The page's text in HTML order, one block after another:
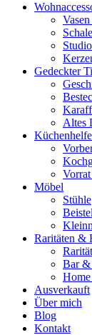
Gedeckter
Altes
Möbel
Stühle
Raritäten &
Bar &
Ausverkauft
Über mich
Blog
Kontakt